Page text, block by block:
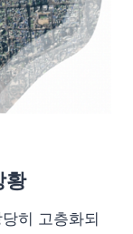
황
히 고층화되